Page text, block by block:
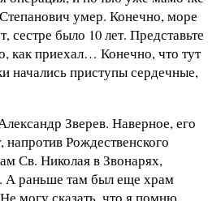
умер. Конечно, море
было 10 лет. Представьте
как приехал… Конечно, что тут
начались приступы сердечные,
Зверев. Наверное, его
Рождественского
Св. Николая в Звонарях,
А раньше там был еще храм